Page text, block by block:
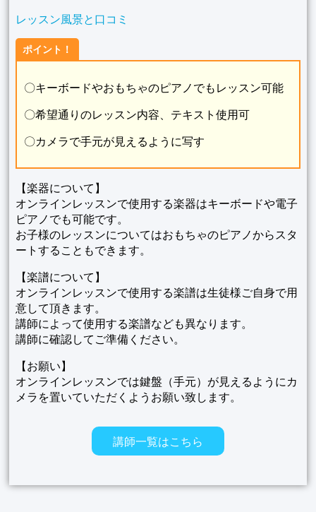
レッスン風景と口コミ
ポイント！
〇キーボードやおもちゃのピアノでもレッスン可能
〇希望通りのレッスン内容、テキスト使用可
〇カメラで手元が見えるように写す
【楽器について】
オンラインレッスンで使用する楽器はキーボードや電子
ピアノでも可能です。
お子様のレッスンについてはおもちゃのピアノからスタ
ートすることもできます。
【楽譜について】
オンラインレッスンで使用する楽譜は生徒様ご自身で用
意して頂きます。
講師によって使用する楽譜なども異なります。
講師に確認してご準備ください。
【お願い】
オンラインレッスンでは鍵盤（手元）が見えるようにカ
メラを置いていただくようお願い致します。
講師一覧はこちら